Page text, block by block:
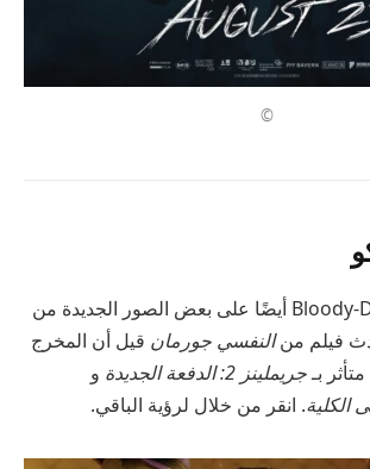
©
فيلم منالنفسي جورمان قيل أن المخرج
بـجريملينز 2: الدفعة الجديدة
و
الكلية. انقر من خلال لرؤية الباقي.